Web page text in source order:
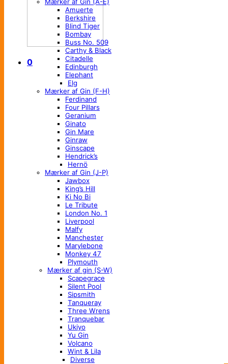
0
Amuerte
Berkshire
Blind Tiger
Bombay
Buss No. 509
Carthy & Black
Citadelle
Edinburgh
Elephant
Elg
Mærker af Gin (F-H)
Ferdinand
Four Pillars
Geranium
Ginato
Gin Mare
Ginraw
Ginscape
Hendrick’s
Hernö
Mærker af Gin (J-P)
Jawbox
King’s Hill
Ki No Bi
Le Tribute
London No. 1
Liverpool
Malfy
Manchester
Marylebone
Monkey 47
Plymouth
Mærker af gin (S-W)
Scapegrace
Silent Pool
Sipsmith
Tanqueray
Three Wrens
Tranquebar
Ukiyo
Yu Gin
Volcano
Wint & Lila
Diverse